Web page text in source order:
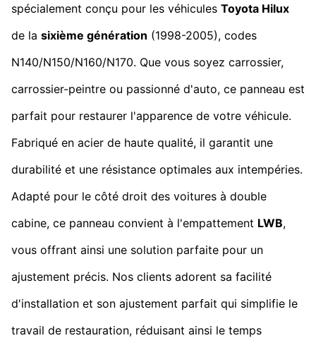
spécialement conçu pour les véhicules Toyota Hilux
de la sixième génération (1998-2005), codes
N140/N150/N160/N170. Que vous soyez carrossier,
carrossier-peintre ou passionné d'auto, ce panneau est
parfait pour restaurer l'apparence de votre véhicule.
Fabriqué en acier de haute qualité, il garantit une
durabilité et une résistance optimales aux intempéries.
Adapté pour le côté droit des voitures à double
cabine, ce panneau convient à l'empattement LWB,
vous offrant ainsi une solution parfaite pour un
ajustement précis. Nos clients adorent sa facilité
d'installation et son ajustement parfait qui simplifie le
travail de restauration, réduisant ainsi le temps